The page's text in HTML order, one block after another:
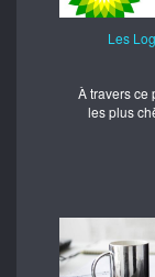
Les
À travers ce
les plus